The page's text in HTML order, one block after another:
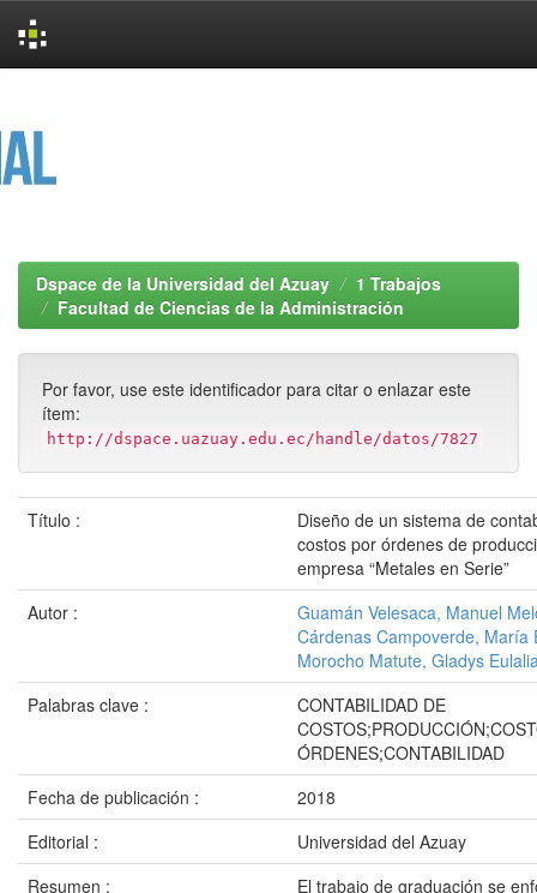
Dspace de la Universidad del Azuay
1 Trabajos
Facultad de Ciencias de la Administración
Por favor, use este identificador para citar o enlazar este
ítem:
http://dspace.uazuay.edu.ec/handle/datos/7827
Título :
Diseño de un sistema de
costos por órdenes de
empresa “Metales en Serie”
Autor :
Guamán Velesaca, Manuel
Cárdenas Campoverde, María
Morocho Matute, Gladys
Palabras clave :
CONTABILIDAD DE
ÓRDENES;CONTABILIDAD
Fecha de publicación :
2018
Editorial :
Universidad del Azuay
Resumen :
El trabajo de graduación se